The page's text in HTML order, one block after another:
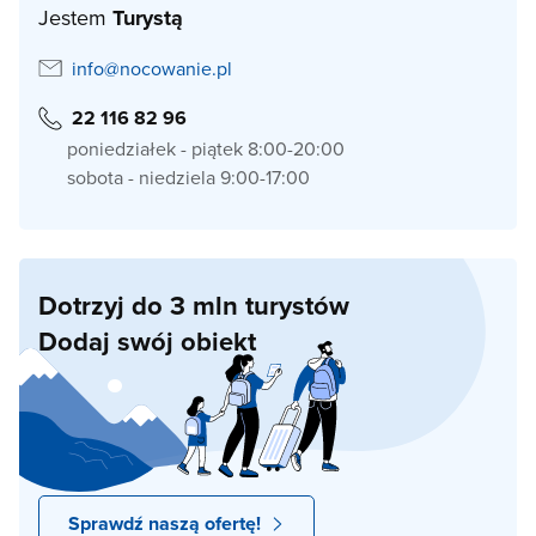
Jestem Turystą
info@nocowanie.pl
22 116 82 96
poniedziałek - piątek 8:00-20:00
sobota - niedziela 9:00-17:00
Dotrzyj do 3 mln turystów
Dodaj swój obiekt
Sprawdź naszą ofertę!